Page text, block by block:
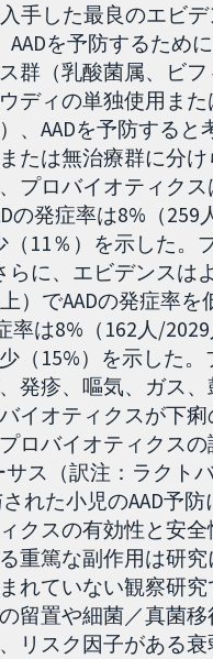
手した最良のエビ
を予防するため
群（乳酸菌属、ビ
ディの単独使用ま
、AADを予防する
たは無治療群に分
プロバイオティク
の発症率は8%（
11％）を示した。
に、エビデンスは
）でAADの発症率
率は8%（162人/
（15%）を示した。
発疹、嘔気、ガス
イオティクスが下
ロバイオティクス
ス（訳注：ラクト
れた小児のAAD予
クスの有効性と安
重篤な副作用は研
れていない観察研
留置や細菌／真菌
リスク因子がある